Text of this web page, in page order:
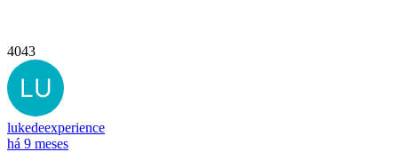
4043
lukedeexperience
há 9 meses